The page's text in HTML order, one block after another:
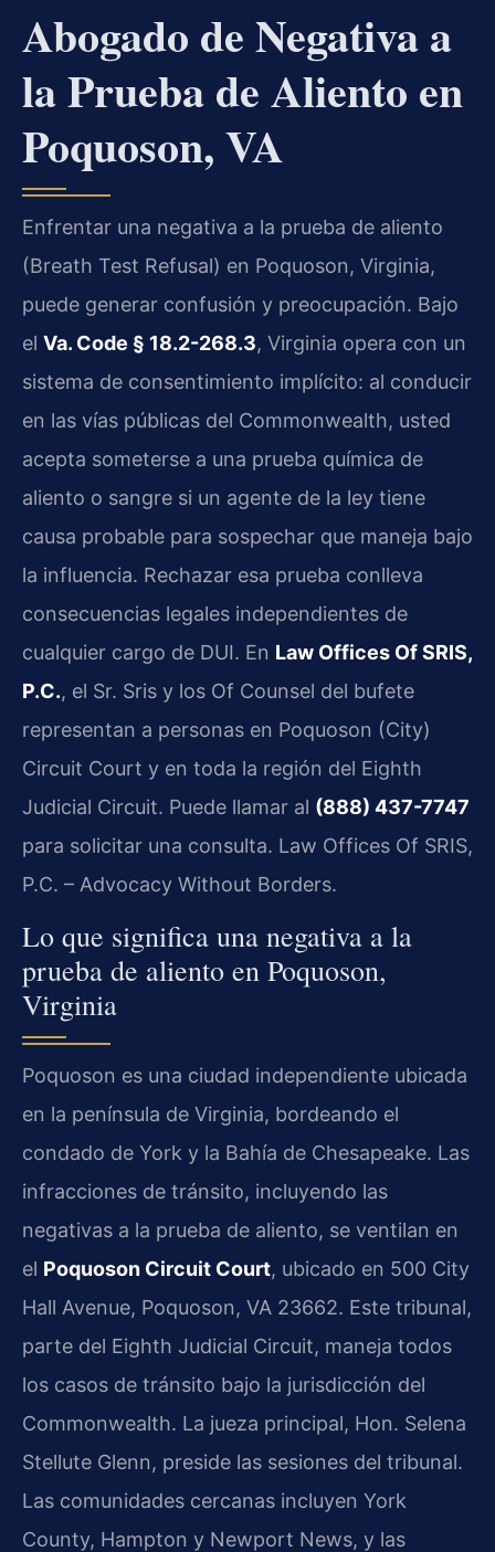
Abogado de Negativa a
la Prueba de Aliento en
Poquoson, VA
Enfrentar una negativa a la prueba de aliento
(Breath Test Refusal) en Poquoson, Virginia,
puede generar confusión y preocupación. Bajo
el Va. Code § 18.2-268.3, Virginia opera con un
sistema de consentimiento implícito: al conducir
en las vías públicas del Commonwealth, usted
acepta someterse a una prueba química de
aliento o sangre si un agente de la ley tiene
causa probable para sospechar que maneja bajo
la influencia. Rechazar esa prueba conlleva
consecuencias legales independientes de
cualquier cargo de DUI. En Law Offices Of SRIS,
P.C., el Sr. Sris y los Of Counsel del bufete
representan a personas en Poquoson (City)
Circuit Court y en toda la región del Eighth
Judicial Circuit. Puede llamar al (888) 437-7747
para solicitar una consulta. Law Offices Of SRIS,
P.C. – Advocacy Without Borders.
Lo que significa una negativa a la
prueba de aliento en Poquoson,
Virginia
Poquoson es una ciudad independiente ubicada
en la península de Virginia, bordeando el
condado de York y la Bahía de Chesapeake. Las
infracciones de tránsito, incluyendo las
negativas a la prueba de aliento, se ventilan en
el Poquoson Circuit Court, ubicado en 500 City
Hall Avenue, Poquoson, VA 23662. Este tribunal,
parte del Eighth Judicial Circuit, maneja todos
los casos de tránsito bajo la jurisdicción del
Commonwealth. La jueza principal, Hon. Selena
Stellute Glenn, preside las sesiones del tribunal.
Las comunidades cercanas incluyen York
County, Hampton y Newport News, y las